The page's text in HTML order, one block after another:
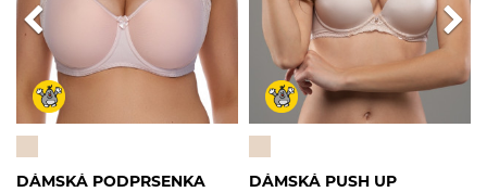
DÁMSKÁ PODPRSENKA
DÁMSKÁ PUSH UP